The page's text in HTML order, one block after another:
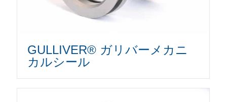
GULLIVER® ガリバーメカニ
カルシール